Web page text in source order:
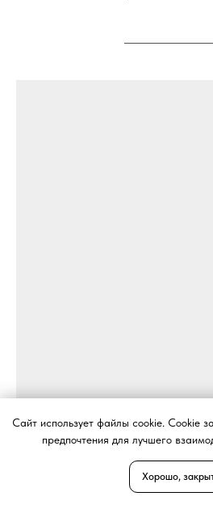
Сайт использует файлы cookie. Cookie
предпочтения для лучшего
Хорошо,